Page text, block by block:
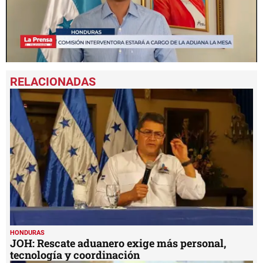
seconds
of
minute,
seconds
HONDURAS
JOH: Rescate aduanero exige más personal,
tecnología y coordinación